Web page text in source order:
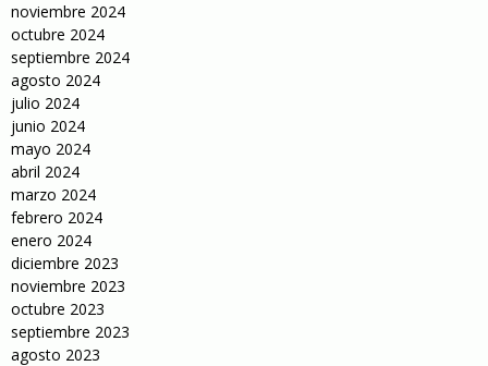
noviembre 2024
octubre 2024
septiembre 2024
agosto 2024
julio 2024
junio 2024
mayo 2024
abril 2024
marzo 2024
febrero 2024
enero 2024
diciembre 2023
noviembre 2023
octubre 2023
septiembre 2023
agosto 2023